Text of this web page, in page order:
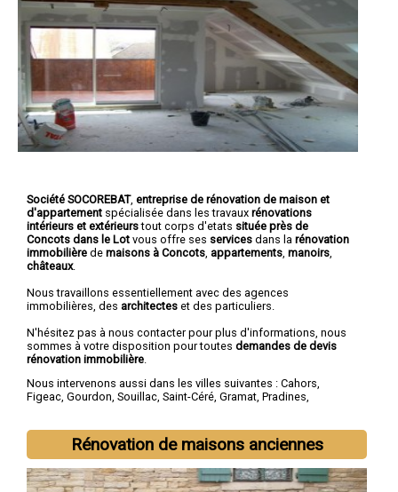
Société SOCOREBAT, entreprise de rénovation de maison et
d'appartement spécialisée dans les travaux rénovations
intérieurs et extérieurstout corps d'etats située près de
Concots dans le Lot vous offre ses services dans la rénovation
immobilière de maisons à Concots appartements manoirs
châteaux.
Nous travaillons essentiellement avec des agences
immobilières, des architectes et des particuliers.
N'hésitez pas à nous contacter pour plus d'informations, nous
sommes à votre disposition pour toutes demandes de devis
rénovation immobilière
Nous intervenons aussi dans les villes suivantes : Cahors,
Figeac, Gourdon, Souillac, Saint-Céré, Gramat, Pradines,
Rénovation de maisons anciennes